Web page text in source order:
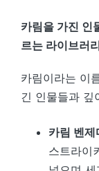
카림을 가진 인
르는 라이브러리
카림이라는 이
긴 인물들과 깊
카림 벤
스트라이